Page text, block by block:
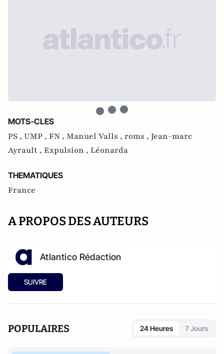
MOTS-CLES
PS , UMP , FN , Manuel Valls , roms , Jean-marc
Ayrault , Expulsion , Léonarda
THEMATIQUES
France
A PROPOS DES AUTEURS
Atlantico Rédaction
SUIVRE
POPULAIRES 24 Heures 7 Jours